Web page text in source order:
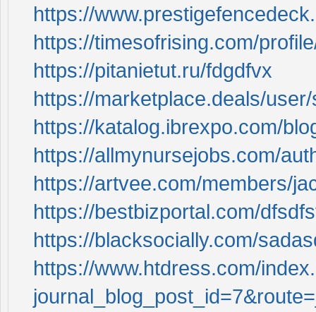
https://
https://timesofrising.com/
https://pitanietut.ru/fdgdfvx
https://marketplace.deals/
https://katalog.ibrexpo.com/
https://allmynursejobs.com/
https://artvee.com/members/
https://bestbizportal.com/
https://blacksocially.com/
https://www.htdress.com/